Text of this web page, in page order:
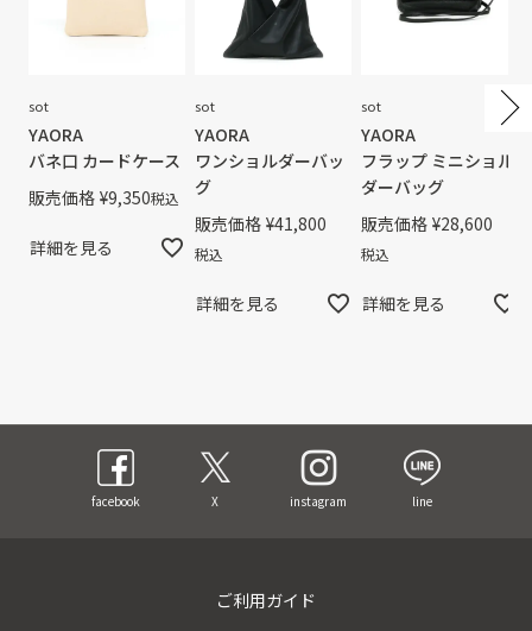
sot
YAORA
バネ口 カードケース
販売価格 ¥9,350税込
詳細を見る
sot
YAORA
ワンショルダーバッ
グ
販売価格 ¥41,800
税込
詳細を見る
sot
YAORA
フラップ ミニショル
ダーバッグ
販売価格 ¥28,600
税込
詳細を見る
facebook X instagram line
ご利用ガイド